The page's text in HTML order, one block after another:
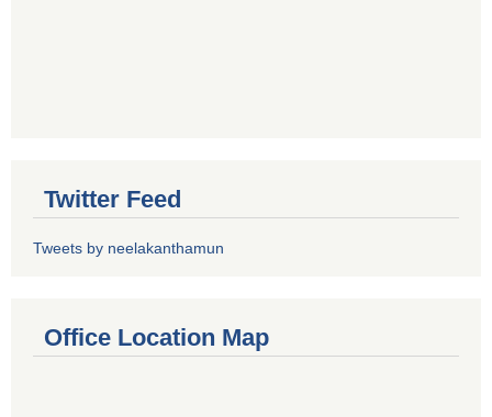
Twitter Feed
Tweets by neelakanthamun
Office Location Map